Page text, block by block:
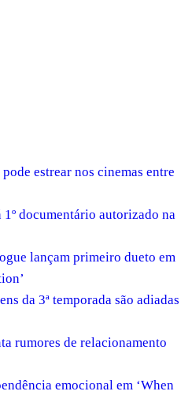
estrear nos cinemas entre
documentário autorizado na
lançam primeiro dueto em
da 3ª temporada são adiadas
rumores de relacionamento
emocional em ‘When